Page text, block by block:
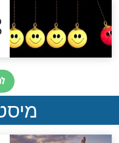
לכל
אחרית
האם